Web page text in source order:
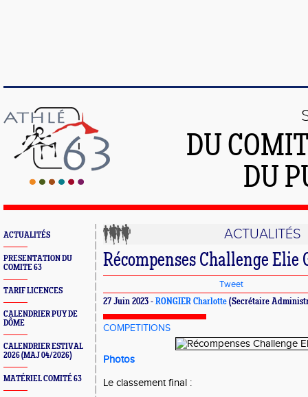
DU
DU
ACTUALITÉS
PRESENTATION DU
COMITE 63
TARIF LICENCES
CALENDRIER PUY DE
DÔME
CALENDRIER ESTIVAL
2026 (MAJ 04/2026)
MATÉRIEL COMITÉ 63
ACTUALITÉS
Récompenses Challenge Elie
Tweet
27 Juin 2023 - RONGIER Charlotte (Secrétaire
COMPETITIONS
Photos
Le classement final :